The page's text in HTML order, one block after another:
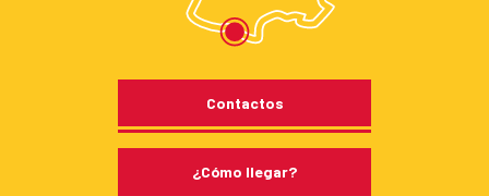
Contactos
¿Cómo llegar?